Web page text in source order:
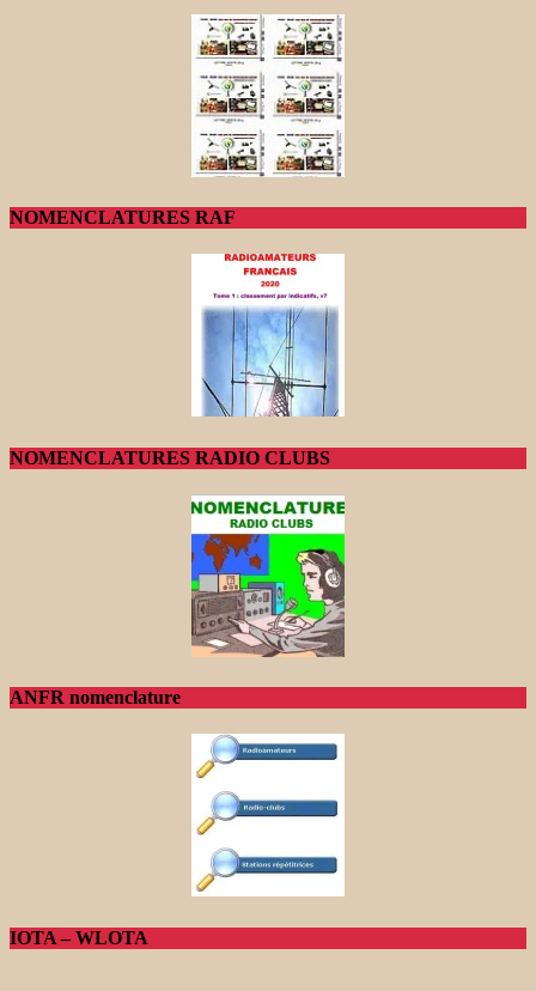
NOMENCLATURES RAF
NOMENCLATURES RADIO CLUBS
ANFR nomenclature
IOTA – WLOTA